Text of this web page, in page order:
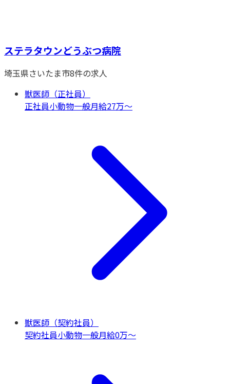
ステラタウンどうぶつ病院
埼玉県さいたま市8件の求人
獣医師（正社員）
正社員小動物一般月給27万〜
獣医師（契約社員）
契約社員小動物一般月給0万〜